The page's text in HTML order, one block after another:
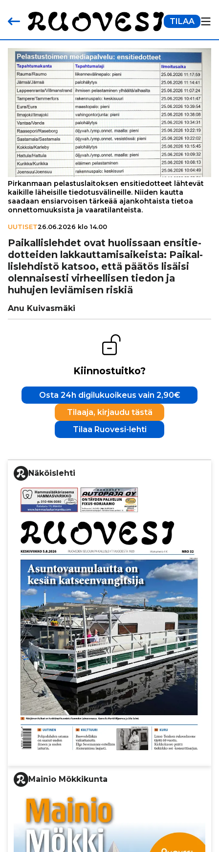
TILAA
Pirkanmaan pelastuslaitoksen ensitiedotteet lähtevät
kaikille läheisille tiedotusvälineille. Niiden kautta
saadaan ensiarvoisen tärkeää ajankohtaista tietoa
onnettomuuksista ja vaaratilanteista.
UUTISET26.06.2026 klo 14.00
Pai­kal­lis­leh­det ovat huo­lis­saan ensi­tie­
dot­tei­den lak­kaut­ta­mi­sai­keista: Pai­kal­
lis­leh­distö katsoo, että päätös lisäisi
olen­nai­sesti vir­heel­li­sen tiedon ja
huhujen levi­ä­mi­sen riskiä
Anu Kuivasmäki
Kiinnostuitko?
Osta 24h digilukuoikeus vain 2,90€
Tilaaja, kirjaudu tästä
Tilaa Ruovesi-lehti
Näköislehti
Mainio Mökkikunta